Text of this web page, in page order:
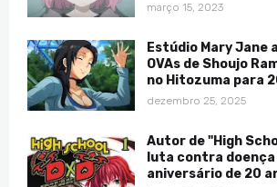
março 15, 2023
Estúdio Mary Jane
OVAs de Shoujo
no Hitozuma para
dezembro 25, 2025
Autor de "High
luta contra doença
aniversário de 20